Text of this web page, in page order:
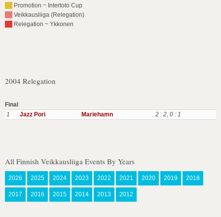
Promotion ~ Intertoto Cup
Veikkausliiga (Relegation)
Relegation ~ Ykkonen
2004 Relegation
Final
1
Jazz Pori Mariehamn 2 : 2, 0 : 1
All Finnish Veikkausliiga Events By Years
2026 2025 2024 2023 2022 2021 2020 2019 2018
2017 2016 2015 2014 2013 2012